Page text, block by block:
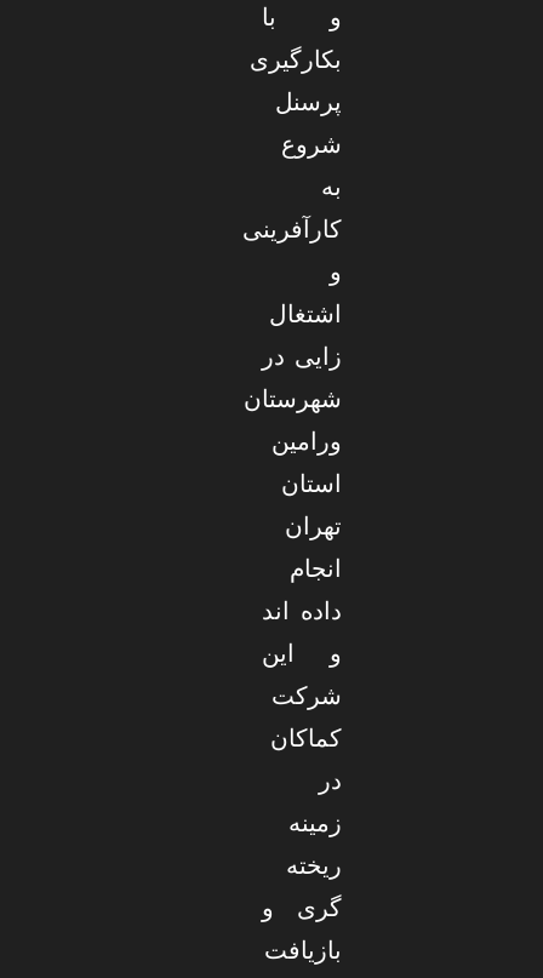
و با
بکارگیری
پرسنل
شروع
به
کارآفرینی
و
اشتغال
زایی در
شهرستان
ورامین
استان
تهران
انجام
داده اند
و این
شرکت
کماکان
در
زمینه
ریخته
گری و
بازیافت